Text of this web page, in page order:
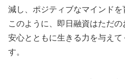
減し、ポジティブなマインドを
このように、即日融資はただの
安心とともに生きる力を与え
す。